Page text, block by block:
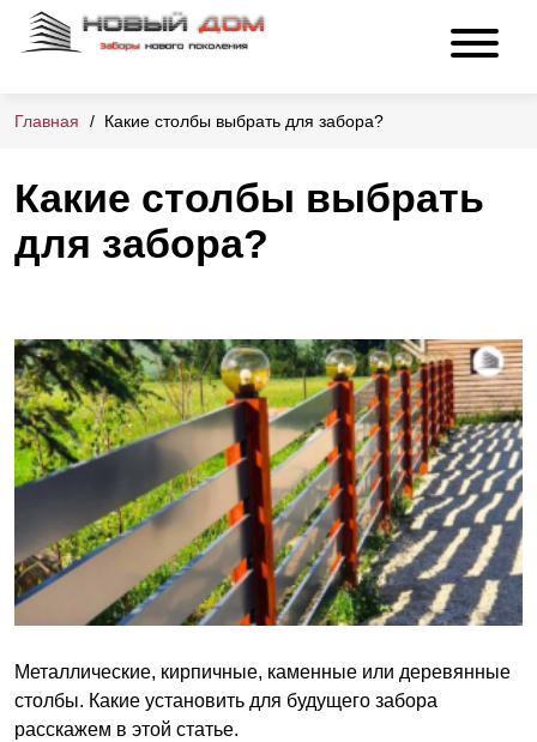
Главная Какие столбы выбрать для забора?
Какие столбы выбрать
для забора?
Металлические, кирпичные, каменные или деревянные
столбы. Какие установить для будущего забора
расскажем в этой статье.